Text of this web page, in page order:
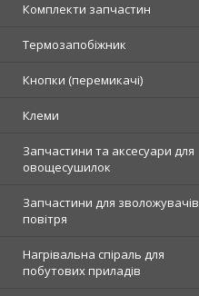
Комплекти запчастин
Термозапобіжник
Кнопки (перемикачі)
Клеми
Запчастини та аксесуари для
овощесушилок
Запчастини для зволожувачів
повітря
Нагрівальна спіраль для
побутових приладів